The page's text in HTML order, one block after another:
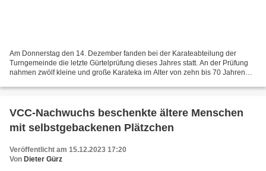
Am Donnerstag den 14. Dezember fanden bei der Karateabteilung der
Turngemeinde die letzte Gürtelprüfung dieses Jahres statt. An der Prüfung
nahmen zwölf kleine und große Karateka im Alter von zehn bis 70 Jahren
VCC-Nachwuchs beschenkte ältere Menschen
mit selbstgebackenen Plätzchen
Veröffentlicht am 15.12.2023 17:20
Von Dieter Gürz